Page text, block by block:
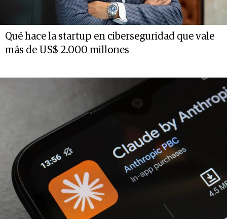
Qué hace la startup en ciberseguridad que vale
más de US$ 2.000 millones